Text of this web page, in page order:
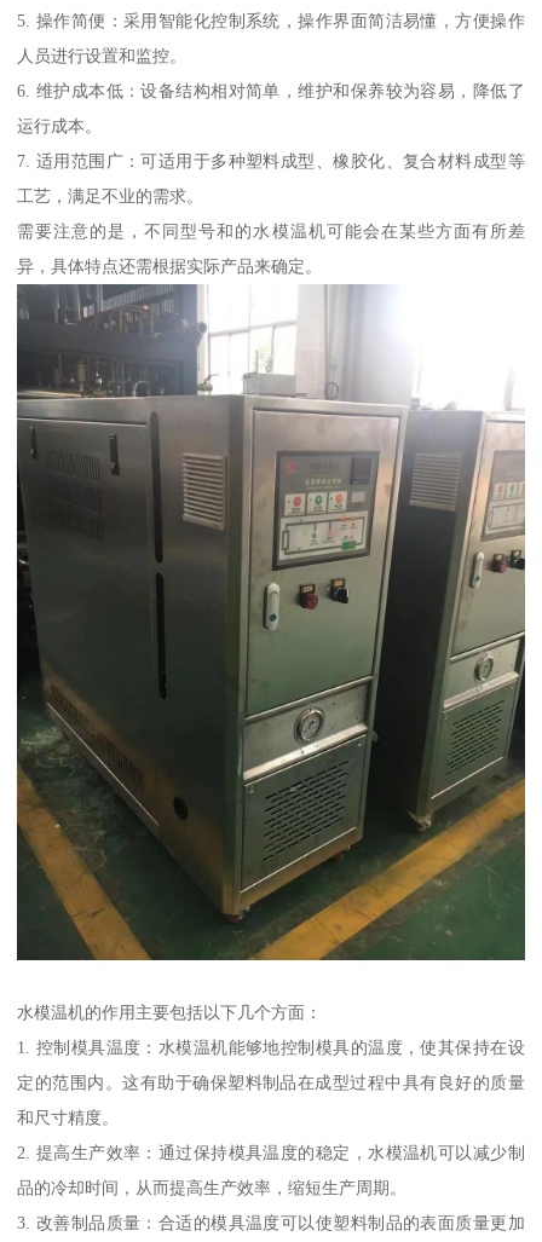
5. 操作简便：采用智能化控制系统，操作界面简洁易懂，方便操作
人员进行设置和监控。
6. 维护成本低：设备结构相对简单，维护和保养较为容易，降低了
运行成本。
7. 适用范围广：可适用于多种塑料成型、橡胶化、复合材料成型等
工艺，满足不业的需求。
需要注意的是，不同型号和的水模温机可能会在某些方面有所差
异，具体特点还需根据实际产品来确定。
水模温机的作用主要包括以下几个方面：
1. 控制模具温度：水模温机能够地控制模具的温度，使其保持在设
定的范围内。这有助于确保塑料制品在成型过程中具有良好的质量
和尺寸精度。
2. 提高生产效率：通过保持模具温度的稳定，水模温机可以减少制
品的冷却时间，从而提高生产效率，缩短生产周期。
3. 改善制品质量：合适的模具温度可以使塑料制品的表面质量更加